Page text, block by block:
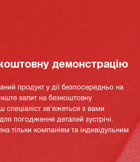
демонстрацію
продукт у дії безпосередньо на
запит на безкоштовну
спеціаліст зв'яжеться з вами
погодження деталей зустрічі.
тільки компаніям та індивідульним